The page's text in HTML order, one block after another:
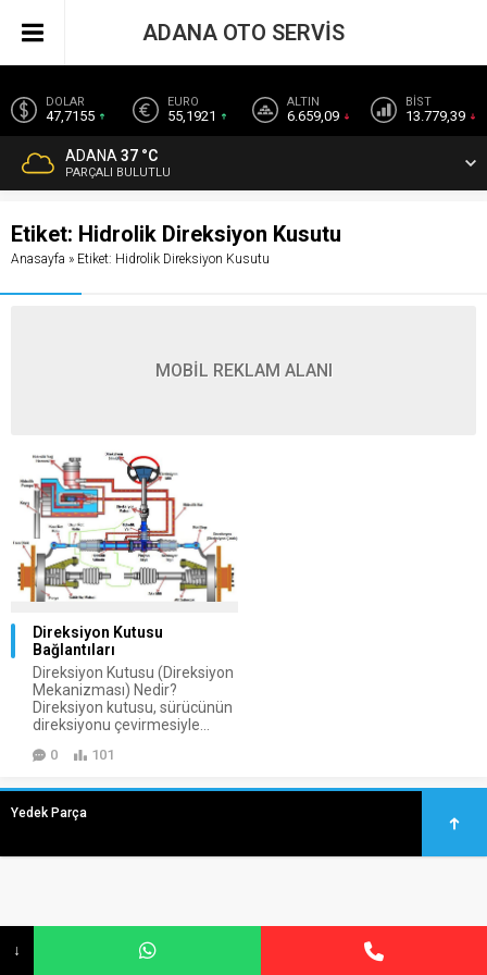
DOLAR
47,7155
EURO
55,1921
ALTIN
6.659,09
BİST
13.779,39
ADANA 37 °C
PARÇALI BULUTLU
ADANA OTO SERVİS
Etiket: Hidrolik Direksiyon Kusutu
Anasayfa » Etiket: Hidrolik Direksiyon Kusutu
MOBİL REKLAM ALANI
Direksiyon Kutusu
Bağlantıları
Direksiyon Kutusu (Direksiyon
Mekanizması) Nedir?
Direksiyon kutusu, sürücünün
direksiyonu çevirmesiyle...
0 101
Yedek Parça
↓